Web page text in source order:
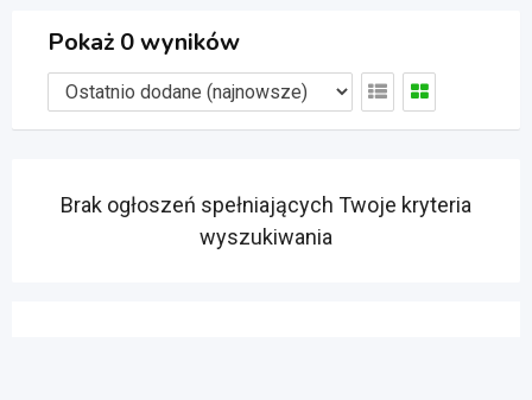
Pokaż 0 wyników
Brak ogłoszeń spełniających Twoje kryteria
wyszukiwania